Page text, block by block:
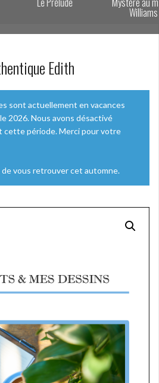
Williams
Edith
sont actuellement en vacances
2026. Nous avons désactivé
cette période. Merci pour votre
vous retrouver cet automne.